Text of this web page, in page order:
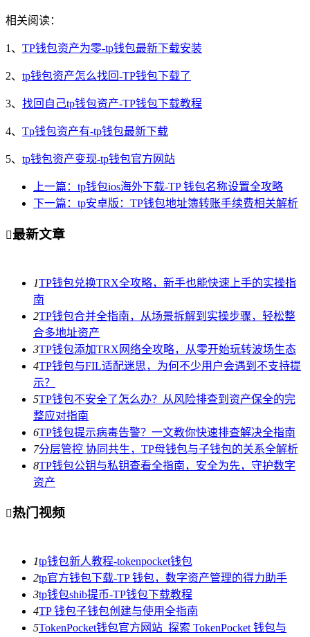
相关阅读：
1、 TP钱包资产为零-tp钱包最新下载安装
2、 tp钱包资产怎么找回-TP钱包下载了
3、 找回自己tp钱包资产-TP钱包下载教程
4、 Tp钱包资产有-tp钱包最新下载
5、 tp钱包资产变现-tp钱包官方网站
上一篇：tp钱包ios海外下载-TP 钱包名称设置全攻略
下一篇：tp安卓版：TP钱包地址簿转账手续费相关解析
最新文章
1TP钱包兑换TRX全攻略，新手也能快速上手的实操指
南
2TP钱包合并全指南，从场景拆解到实操步骤，轻松整
合多地址资产
3TP钱包添加TRX网络全攻略，从零开始玩转波场生态
4TP钱包与FIL适配迷思，为何不少用户会遇到不支持提
示？
5TP钱包不安全了怎么办？从风险排查到资产保全的完
整应对指南
6TP钱包提示病毒告警？一文教你快速排查解决全指南
7分层管控 协同共生，TP母钱包与子钱包的关系全解析
8TP钱包公钥与私钥查看全指南，安全为先，守护数字
资产
热门视频
1tp钱包新人教程-tokenpocket钱包
2tp官方钱包下载-TP 钱包，数字资产管理的得力助手
3tp钱包shib提币-TP钱包下载教程
4TP 钱包子钱包创建与使用全指南
5TokenPocket钱包官方网站_探索 TokenPocket 钱包与